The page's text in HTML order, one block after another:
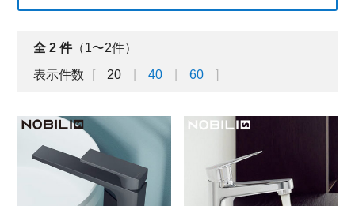
全2 件（1〜2件）
表示件数
20 40 60